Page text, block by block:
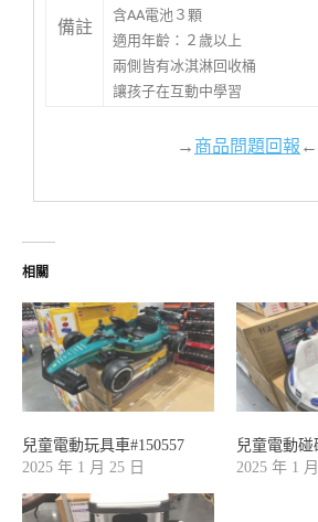
備註
含AA電池３顆
適用年齡：２歲以上
兩側皆有冰淇淋回收桶
讓孩子在互動中學習
→商品問題回報←
相關
兒童電動玩具車#150557
2025 年 1 月 25 日
兒童電動碰
2025 年 1